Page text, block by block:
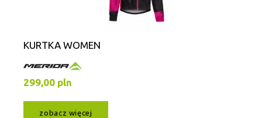
KURTKA WOMEN
299,00 pln
zobacz więcej